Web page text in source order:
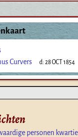
Curvers d:28 OCT 1854
personen